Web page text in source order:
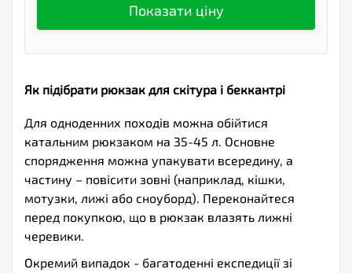
Показати ціну
Як підібрати рюкзак для скітура і беккантрі
Для одноденних походів можна обійтися
катальним рюкзаком на 35-45 л. Основне
спорядження можна упакувати всередину, а
частину – повісити зовні (наприклад, кішки,
мотузки, лижі або сноуборд). Переконайтеся
перед покупкою, що в рюкзак влазять лижні
черевики.
Окремий випадок - багатоденні експедиції зі